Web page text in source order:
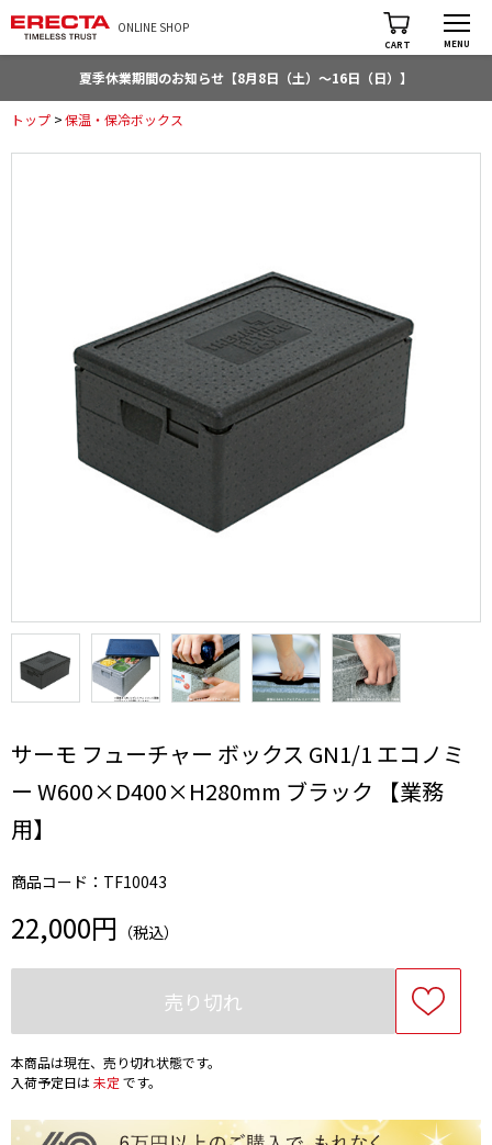
ONLINE SHOP
CART MENU
夏季休業期間のお知らせ【8月8日（土）～16日（日）】
トップ >保温・保冷ボックス
サーモ フューチャー ボックス GN1/1 エコノミ
ー W600×D400×H280mm ブラック 【業務
用】
商品コード：TF10043
22,000円 （税込）
売り切れ
本商品は現在、売り切れ状態です。
入荷予定日は未定 です。